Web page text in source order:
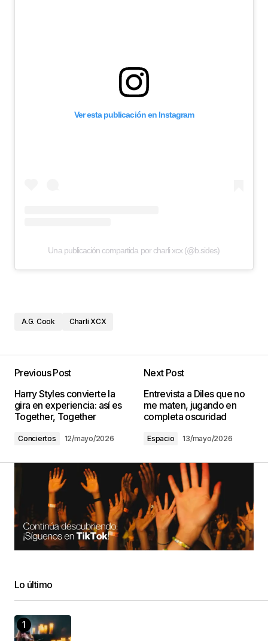
Ver esta publicación en Instagram
Una publicación compartida por charli xcx (@b.sides)
A.G. Cook Charli XCX
Previous Post
Harry Styles convierte la
gira en experiencia: así es
Together, Together
Conciertos 12/mayo/2026
Next Post
Entrevista a Diles que no
me maten, jugando en
completa oscuridad
Espacio 13/mayo/2026
Lo último